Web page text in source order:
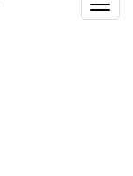
Toggle